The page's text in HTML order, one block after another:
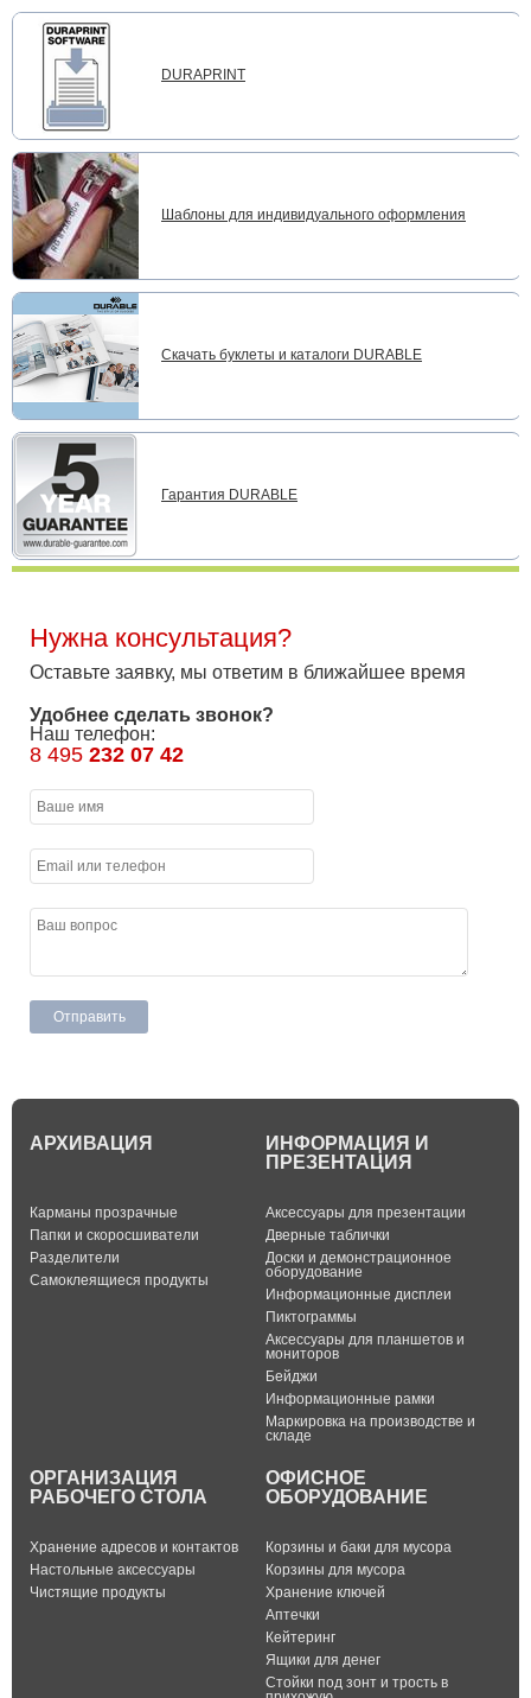
DURAPRINT
Шаблоны для индивидуального оформления
Скачать буклеты и каталоги DURABLE
Гарантия DURABLE
Нужна консультация?
Оставьте заявку, мы ответим в ближайшее время
Удобнее сделать звонок?
Наш телефон:
8 495 232 07 42
АРХИВАЦИЯ
Карманы прозрачные
Папки и скоросшиватели
Разделители
Самоклеящиеся продукты
ИНФОРМАЦИЯ И
ПРЕЗЕНТАЦИЯ
Аксессуары для презентации
Дверные таблички
Доски и демонстрационное
оборудование
Информационные дисплеи
Пиктограммы
Аксессуары для планшетов и
мониторов
Бейджи
Информационные рамки
Маркировка на производстве и
складе
ОРГАНИЗАЦИЯ
РАБОЧЕГО СТОЛА
Хранение адресов и контактов
Настольные аксессуары
Чистящие продукты
ОФИСНОЕ
ОБОРУДОВАНИЕ
Корзины и баки для мусора
Корзины для мусора
Хранение ключей
Аптечки
Кейтеринг
Ящики для денег
Стойки под зонт и трость в